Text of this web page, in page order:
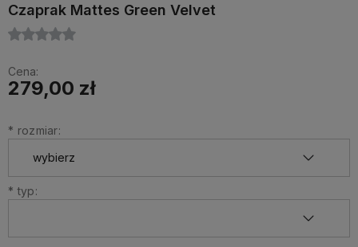
Czaprak Mattes Green Velvet
Cena:
279,00 zł
* rozmiar:
* typ: